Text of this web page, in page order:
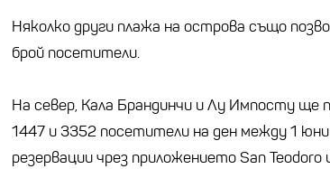
Няколко други плажа на острова също
брой посетители.
На север, Кала Брандинчи и Лу Импосту
1447 и 3352 посетители на ден между 1
резервации чрез приложението San Teodoro